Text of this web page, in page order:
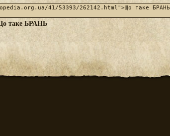
таке БРАНЬ